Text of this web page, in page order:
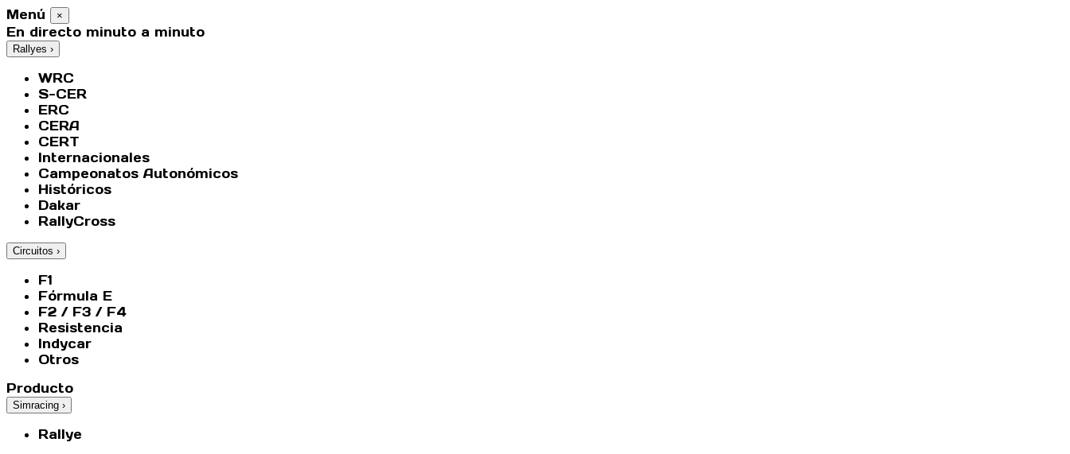
Menú ×
En directo minuto a minuto
Rallyes ›
WRC
S-CER
ERC
CERA
CERT
Internacionales
Campeonatos Autonómicos
Históricos
Dakar
RallyCross
Circuitos ›
F1
Fórmula E
F2 / F3 / F4
Resistencia
Indycar
Otros
Producto
Simracing ›
Rallye